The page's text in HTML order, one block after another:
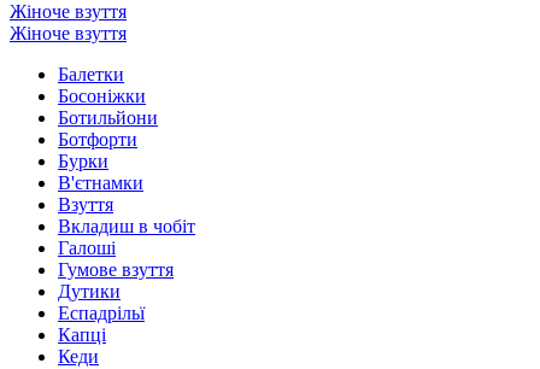
Жіноче взуття
Жіноче взуття
Балетки
Босоніжки
Ботильйони
Ботфорти
Бурки
В'єтнамки
Взуття
Вкладиш в чобіт
Галоші
Гумове взуття
Дутики
Еспадрільї
Капці
Кеди